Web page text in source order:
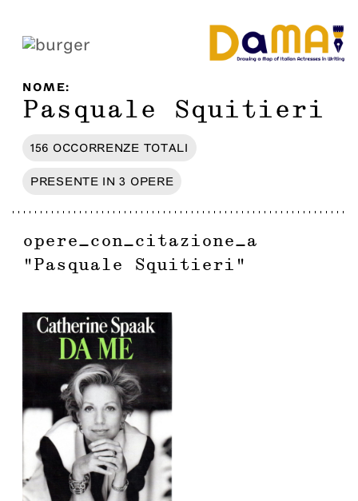
NOME:
Pasquale Squitieri
156 OCCORRENZE TOTALI
PRESENTE IN 3 OPERE
opere_con_citazione_a
" Pasquale Squitieri "